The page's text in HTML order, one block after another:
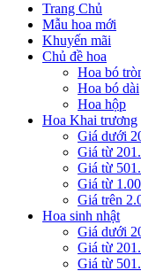
Trang Chủ
Mẫu hoa mới
Khuyến mãi
Chủ đề hoa
Hoa bó
Hoa bó dài
Hoa hộp
Hoa Khai trương
Giá dưới
Giá từ
Giá từ
Giá từ
Giá trên
Hoa sinh nhật
Giá dưới
Giá từ
Giá từ